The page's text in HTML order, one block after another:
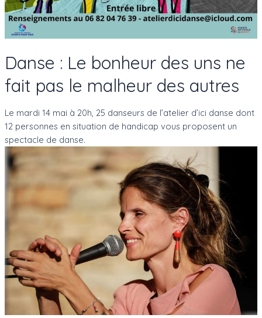
Danse : Le bonheur des uns ne
fait pas le malheur des autres
Le mardi 14 mai à 20h, 25 danseurs de l’atelier d’ici danse dont
12 personnes en situation de handicap vous proposent un
spectacle de danse.